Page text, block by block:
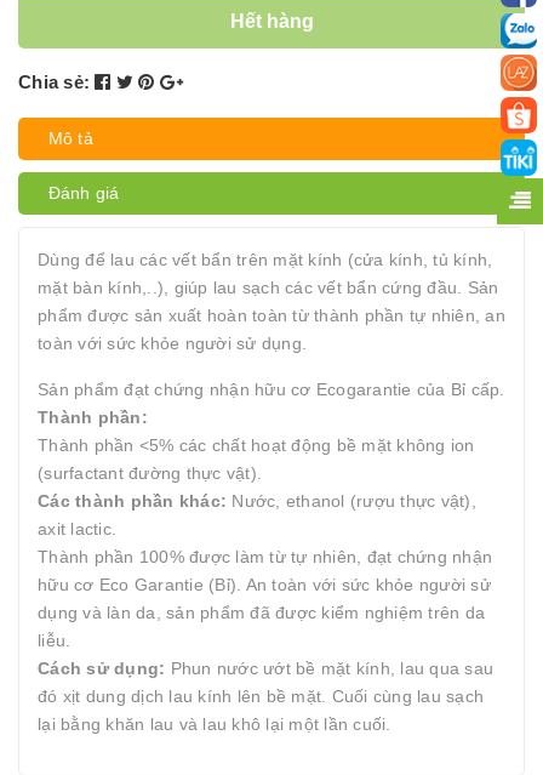
Hết hàng
Chia sẻ:
Mô tả
Đánh giá
Dùng để lau các vết bẩn trên mặt kính (cửa kính, tủ kính,
mặt bàn kính,..), giúp lau sạch các vết bẩn cứng đầu. Sản
phẩm được sản xuất hoàn toàn từ thành phần tự nhiên, an
toàn với sức khỏe người sử dụng.
Sản phẩm đạt chứng nhận hữu cơ Ecogarantie của Bỉ cấp.
Thành phần:
Thành phần <5% các chất hoạt động bề mặt không ion
(surfactant đường thực vật).
Các thành phần khác: Nước, ethanol (rượu thực vật),
axit lactic.
Thành phần 100% được làm từ tự nhiên, đạt chứng nhận
hữu cơ Eco Garantie (Bỉ). An toàn với sức khỏe người sử
dụng và làn da, sản phẩm đã được kiểm nghiệm trên da
liễu.
Cách sử dụng: Phun nước ướt bề mặt kính, lau qua sau
đó xịt dung dịch lau kính lên bề mặt. Cuối cùng lau sạch
lại bằng khăn lau và lau khô lại một lần cuối.